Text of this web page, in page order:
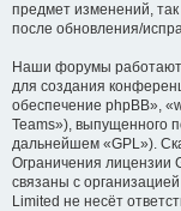
предмет изменений,
после обновления/
Наши форумы работают
для создания
обеспечение phpBB»,
Teams»), выпущенного
дальнейшем «GPL»).
Ограничения лицензии
связаны с
Limited не несёт